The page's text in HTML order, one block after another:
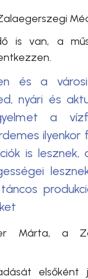
is van, a
és a
nyári és
a
ilyenkor
is
Márta, a
elsőként